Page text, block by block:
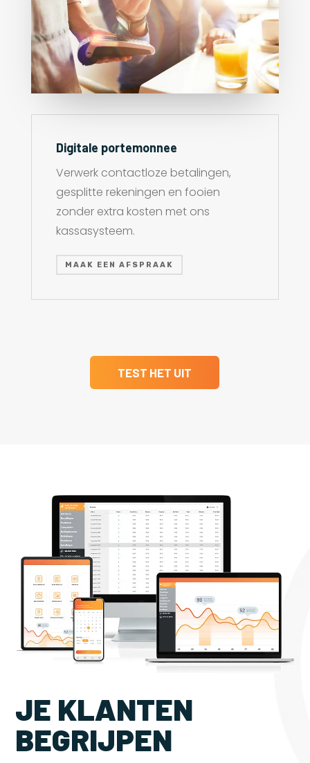
Digitale portemonnee
Verwerk contactloze betalingen,
gesplitte rekeningen en fooien
zonder extra kosten met ons
kassasysteem.
MAAK EEN AFSPRAAK
TEST HET UIT
JE KLANTEN
BEGRIJPEN